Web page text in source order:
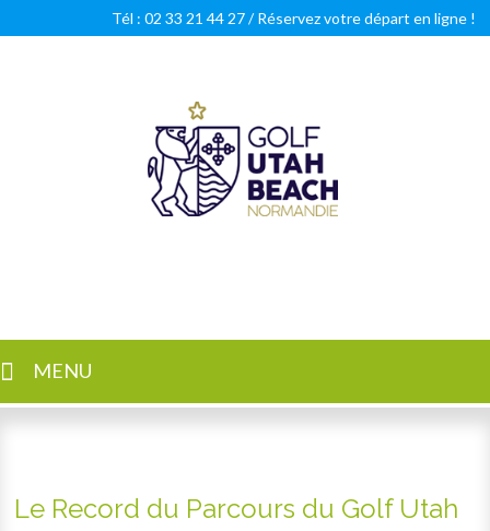
Tél : 02 33 21 44 27 /Réservez votre départ en ligne !
MENU
Le Record du Parcours du Golf Utah